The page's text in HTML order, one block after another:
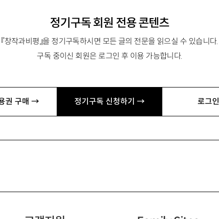
정기구독 회원 전용 콘텐츠
『창작과비평』을 정기구독하시면 모든 글의 전문을 읽으실 수 있습니다.
구독 중이신 회원은 로그인 후 이용 가능합니다.
권 구매 → 정기구독 신청하기 → 로그